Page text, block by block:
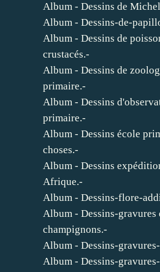
Album - Dessins de
Album - Dessins-de-
Album - Dessins de
crustacés.-
Album - Dessins de
primaire.-
Album - Dessins
primaire.-
Album - Dessins école
choses.-
Album - Dessins
Afrique.-
Album - Dessins-flore-
Album - Dessins-gravures
champignons.-
Album - Dessins-
Album - Dessins-